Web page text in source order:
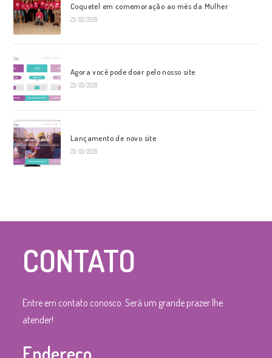
Coquetel em comemoração ao mês da Mulher
23/03/2020
Agora você pode doar pelo nosso site
23/03/2020
Lançamento de novo site
23/03/2020
CONTATO
Entre em contato conosco. Será um grande prazer lhe
atender!
Endereço